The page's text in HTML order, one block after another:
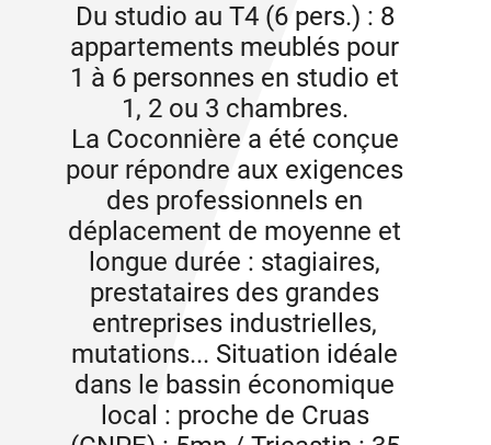
Du studio au T4 (6 pers.) : 8
appartements meublés pour
1 à 6 personnes en studio et
1, 2 ou 3 chambres.
La Coconnière a été conçue
pour répondre aux exigences
des professionnels en
déplacement de moyenne et
longue durée : stagiaires,
prestataires des grandes
entreprises industrielles,
mutations... Situation idéale
dans le bassin économique
local : proche de Cruas